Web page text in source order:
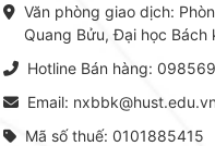
Văn phòng giao dịch:
Quang Bửu, Đại học Bách
Hotline Bán hàng:
Email: nxbbk@hust.edu.vn
Mã số thuế: 0101885415